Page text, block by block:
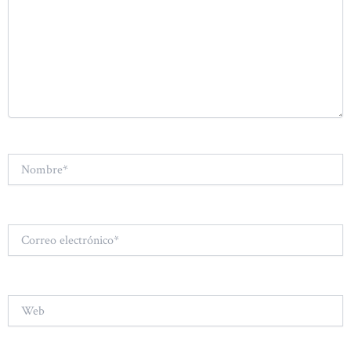
electrónico*